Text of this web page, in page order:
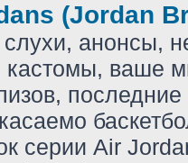
(Jordan
анонсы,
ваше
последние
серии Air